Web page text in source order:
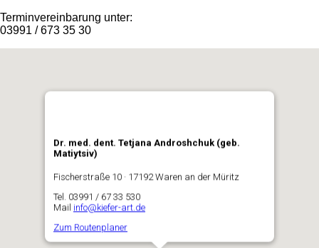
Terminvereinbarung unter:
03991 / 673 35 30
Dr. med. dent. Tetjana Androshchuk (geb.
Matiytsiv)
Fischerstraße 10 · 17192 Waren an der Müritz
Tel. 03991 / 67 33 530
Mail info@kiefer-art.de
Zum Routenplaner